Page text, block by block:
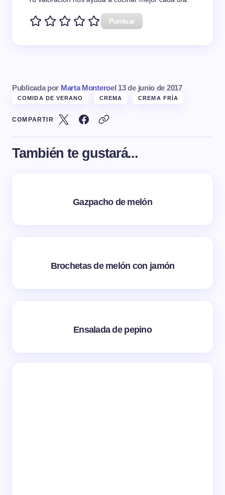
Puntuar
Publicada por Marta Monteroel 13 de junio de 2017
COMIDA DE VERANO CREMA CREMA FRÍA
COMPARTIR
También te gustará...
Gazpacho de melón
Brochetas de melón con jamón
Ensalada de pepino